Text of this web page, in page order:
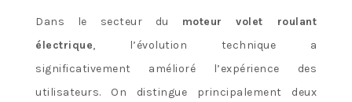
Dans le secteur du moteur volet roulant
électrique, l’évolution technique a
significativement amélioré l’expérience des
utilisateurs. On distingue principalement deux